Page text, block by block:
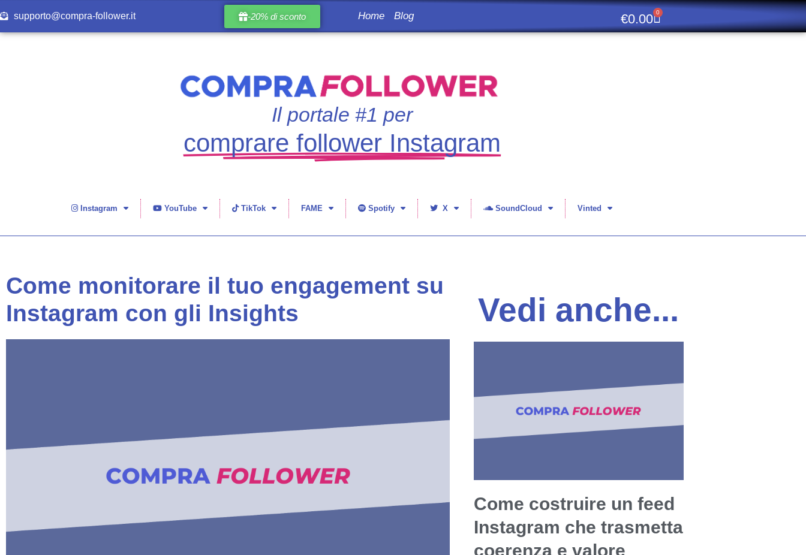
supporto@compra-follower.it -20% di sconto Home Blog €0.00 0
Il portale #1 per
comprare follower Instagram
Instagram YouTube TikTok FAME Spotify X SoundCloud Vinted
Come monitorare il tuo engagement su
Instagram con gli Insights
Vedi anche...
Come costruire un feed
Instagram che trasmetta
coerenza e valore